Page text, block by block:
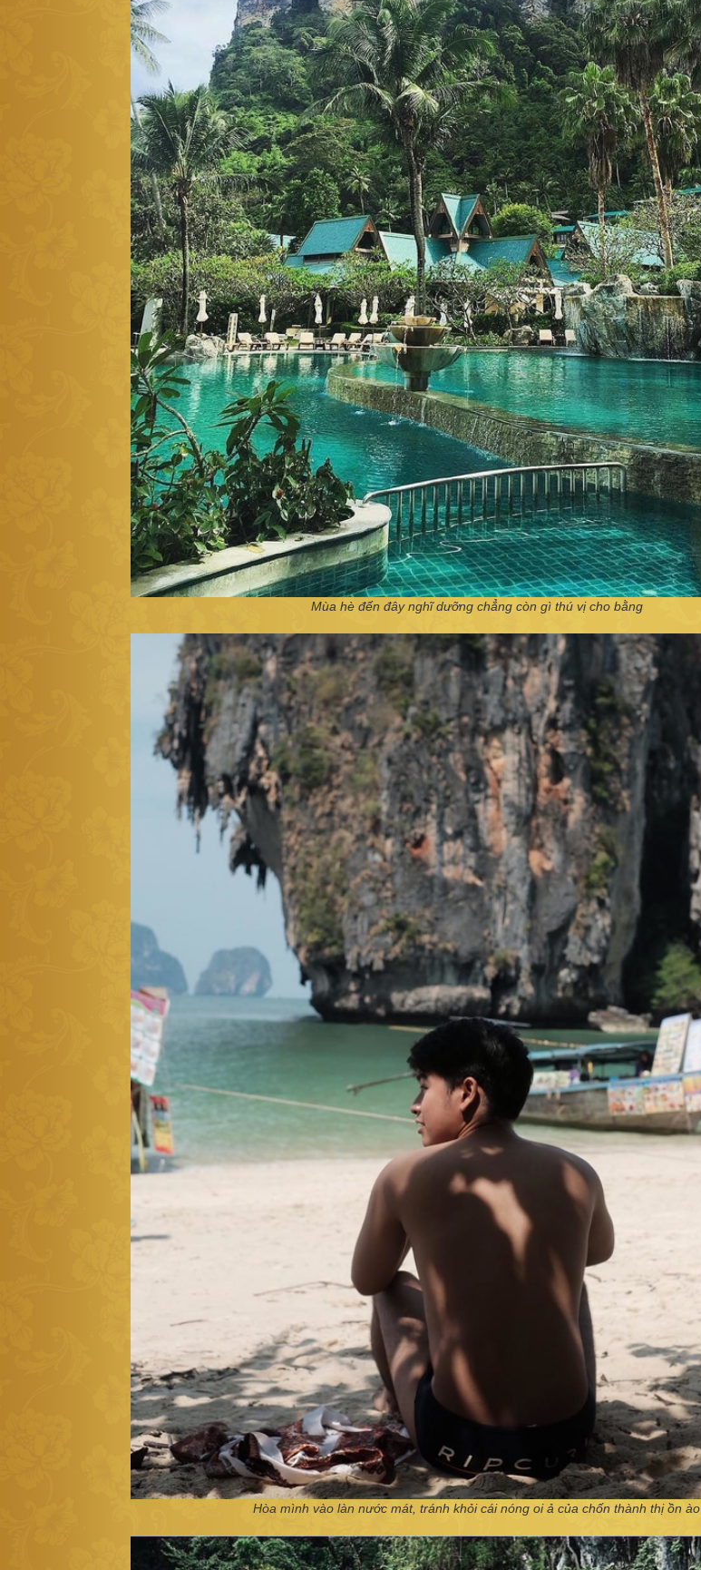
Mùa hè đến đây nghĩ dưỡng chẳng còn gì thú vị cho bằng
Hòa mình vào làn nước mát, tránh khỏi cái nóng oi ả của chốn thành thị ồn ào